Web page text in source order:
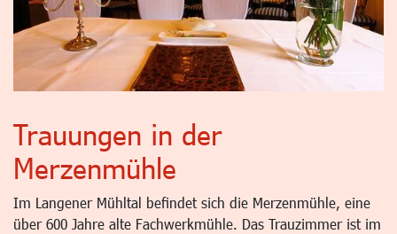
Trauungen in der
Merzenmühle
Im Langener Mühltal befindet sich die Merzenmühle, eine
über 600 Jahre alte Fachwerkmühle. Das Trauzimmer ist im